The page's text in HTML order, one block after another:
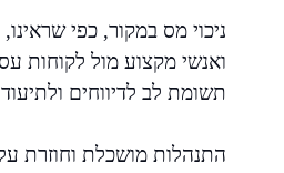
ניכוי מס במקור, כפי
ואנשי מקצוע מול לקוחות
תשומת לב לדיווחים
התנהלות מושכלת וחוזרת